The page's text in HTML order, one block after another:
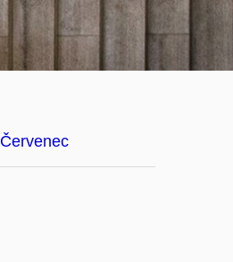
Červenec